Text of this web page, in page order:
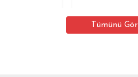
Tümünü Gör